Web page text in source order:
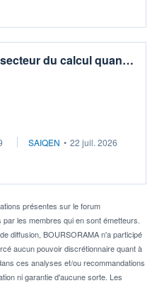
du calcul quan…
individuelles.
au PEA.
SAIQEN • 22 juil. 2026
présentes sur le forum
les membres qui en sont émetteurs.
diffusion, BOURSORAMA n'a participé
aucun pouvoir discrétionnaire quant à
ces analyses et/ou recommandations
ni garantie d'aucune sorte. Les